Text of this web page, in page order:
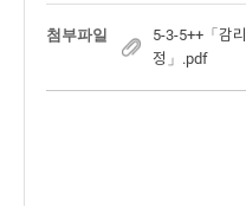
첨부파일
5-3-5++「감
정」.pdf